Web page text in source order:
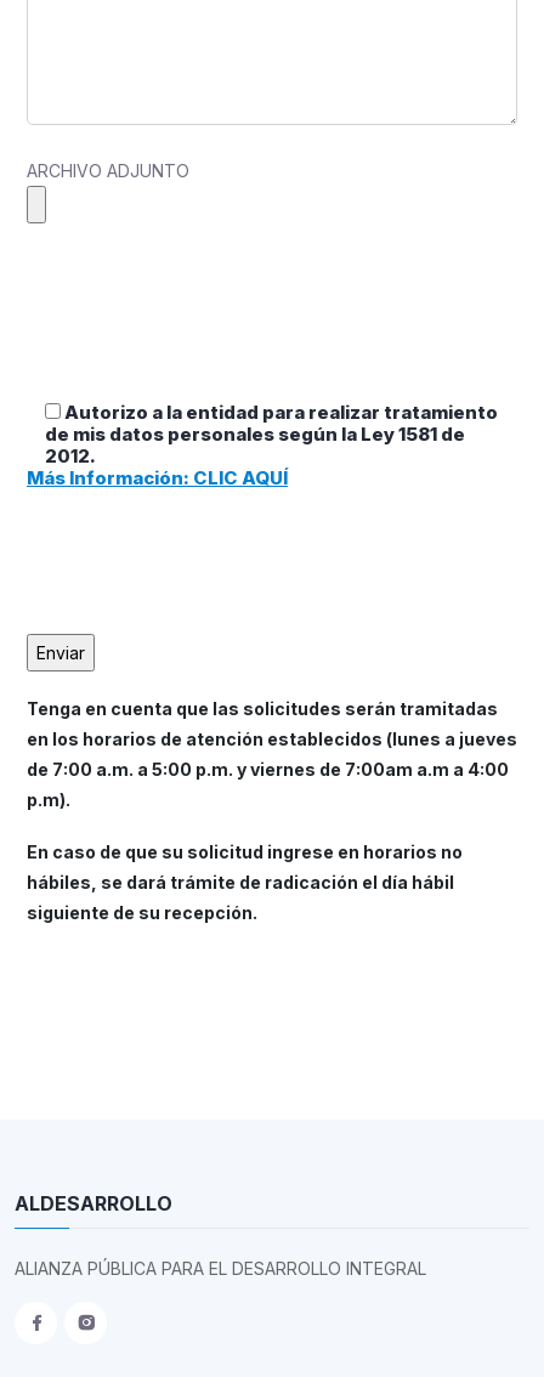
ARCHIVO ADJUNTO
Autorizo a la entidad para realizar tratamiento
de mis datos personales según la Ley 1581 de
2012.
Más Información: CLIC AQUÍ
Tenga en cuenta que las solicitudes serán tramitadas
en los horarios de atención establecidos (lunes a jueves
de 7:00 a.m. a 5:00 p.m. y viernes de 7:00am a.m a 4:00
p.m).
En caso de que su solicitud ingrese en horarios no
hábiles, se dará trámite de radicación el día hábil
siguiente de su recepción.
ALDESARROLLO
ALIANZA PÚBLICA PARA EL DESARROLLO INTEGRAL